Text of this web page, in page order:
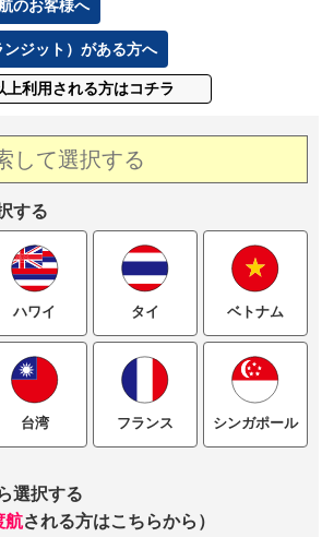
のお客様へ
ジット）がある方へ
上利用される方はコチラ
する
ハワイ タイ ベトナム
台湾 フランス シンガポール
選択する
航される方はこちらから）